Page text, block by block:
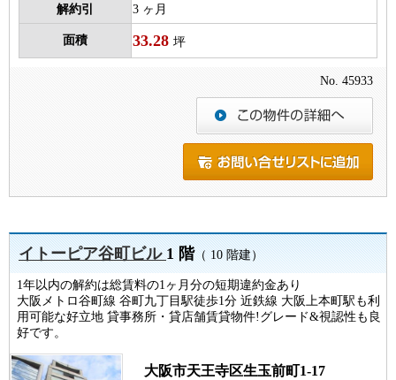
解約引 3 ヶ月
面積 33.28 坪
No. 45933
イトーピア谷町ビル1 階（ 10 階建）
1年以内の解約は総賃料の1ヶ月分の短期違約金あり
大阪メトロ谷町線 谷町九丁目駅徒歩1分 近鉄線 大阪上本町駅も利
用可能な好立地 貸事務所・貸店舗賃貸物件!グレード&視認性も良
好です。
大阪市天王寺区生玉前町1-17